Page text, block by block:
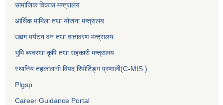
सामाजिक विकास मन्त्रालय
आर्थिक मामिला तथा योजना मन्त्रालय
उद्यग पर्यटन वन तथा वातावरण मन्त्रालय
भुमि ब्यवस्था कृषि तथा सहकारी मन्त्रालय
स्थानिय तहकालागी विपद रिपोर्टिङ्ग प्रणाली(C-MIS )
Plgsp
Career Guidance Portal